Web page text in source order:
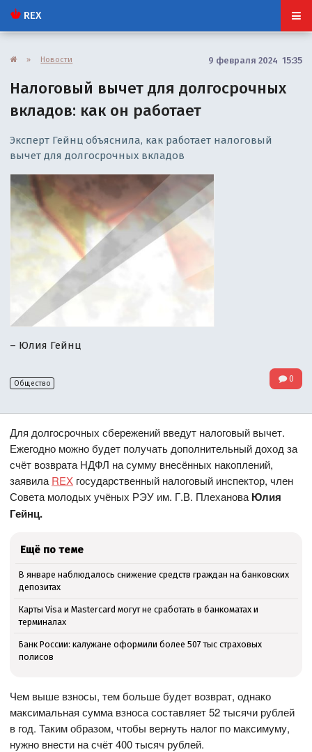
REX
» Новости 9 февраля 2024 15:35
Налоговый вычет для долгосрочных
вкладов: как он работает
Эксперт Гейнц объяснила, как работает налоговый
вычет для долгосрочных вкладов
– Юлия Гейнц
Общество 0
Для долгосрочных сбережений введут налоговый вычет.
Ежегодно можно будет получать дополнительный доход за
счёт возврата НДФЛ на сумму внесённых накоплений,
заявила REX государственный налоговый инспектор, член
Совета молодых учёных РЭУ им. Г.В. Плеханова Юлия
Гейнц.
Ещё по теме
В январе наблюдалось снижение средств граждан на банковских
депозитах
Карты Visa и Mastercard могут не сработать в банкоматах и
терминалах
Банк России: калужане оформили более 507 тыс страховых
полисов
Чем выше взносы, тем больше будет возврат, однако
максимальная сумма взноса составляет 52 тысячи рублей
в год. Таким образом, чтобы вернуть налог по максимуму,
нужно внести на счёт 400 тысяч рублей.